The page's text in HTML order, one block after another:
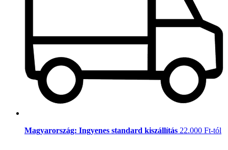
Magyarország: Ingyenes standard kiszállítás 22.000 Ft-tól